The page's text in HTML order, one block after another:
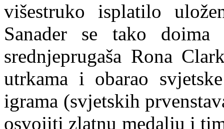
višestruko isplatilo u
Sanader se tako doima
srednjeprugaša Rona
utrkama i obarao
igrama (svjetskih
osvojiti zlatnu medalju i